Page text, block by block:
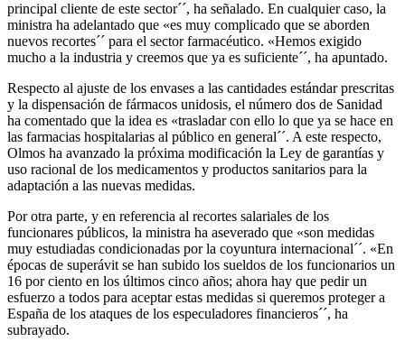
principal cliente de este sector´´, ha señalado. En cualquier caso, la
ministra ha adelantado que «es muy complicado que se aborden
nuevos recortes´´ para el sector farmacéutico. «Hemos exigido
mucho a la industria y creemos que ya es suficiente´´, ha apuntado.
Respecto al ajuste de los envases a las cantidades estándar prescritas
y la dispensación de fármacos unidosis, el número dos de Sanidad
ha comentado que la idea es «trasladar con ello lo que ya se hace en
las farmacias hospitalarias al público en general´´. A este respecto,
Olmos ha avanzado la próxima modificación la Ley de garantías y
uso racional de los medicamentos y productos sanitarios para la
adaptación a las nuevas medidas.
Por otra parte, y en referencia al recortes salariales de los
funcionares públicos, la ministra ha aseverado que «son medidas
muy estudiadas condicionadas por la coyuntura internacional´´. «En
épocas de superávit se han subido los sueldos de los funcionarios un
16 por ciento en los últimos cinco años; ahora hay que pedir un
esfuerzo a todos para aceptar estas medidas si queremos proteger a
España de los ataques de los especuladores financieros´´, ha
subrayado.